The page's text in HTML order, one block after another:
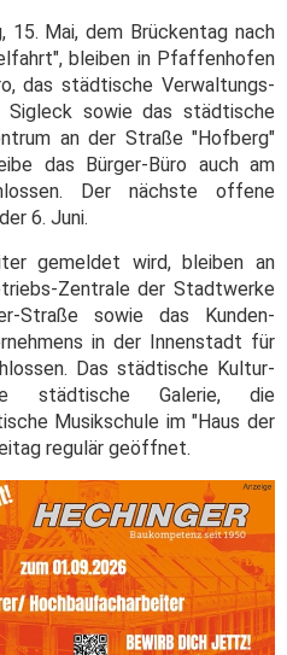
15. Mai, dem Brückentag nach
bleiben in Pfaffenhofen
das städtische Verwaltungs-
Sigleck sowie das städtische
an der Straße "Hofberg"
das Bürger-Büro auch am
Der nächste offene
6. Juni.
gemeldet wird, bleiben an
Zentrale der Stadtwerke
Straße sowie das Kunden-
in der Innenstadt für
Das städtische Kultur-
städtische Galerie, die
Musikschule im "Haus der
regulär geöffnet.